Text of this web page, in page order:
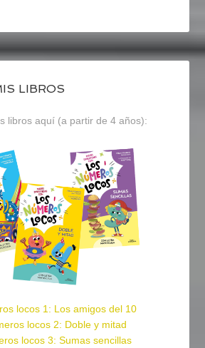
LIBROS
libros aquí (a partir de 4 años):
locos 1: Los amigos del 10
locos 2: Doble y mitad
locos 3: Sumas sencillas